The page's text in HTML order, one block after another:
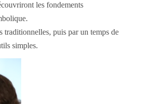
les fondements
traditionnelles, puis par un temps de
simples.